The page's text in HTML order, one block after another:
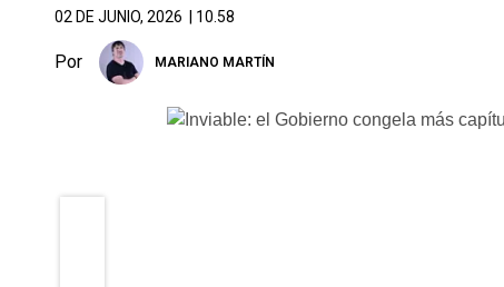
02 DE JUNIO, 2026 | 10.58
Por MARIANO MARTÍN